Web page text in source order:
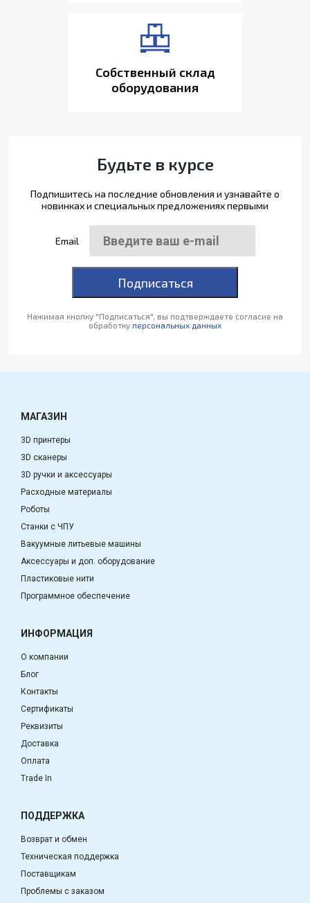
Собственный склад
оборудования
Будьте в курсе
Подпишитесь на последние обновления и узнавайте о
новинках и специальных предложениях первыми
Email
Подписаться
Нажимая кнопку "Подписаться", вы подтверждаете согласие на
обработку персональных данных
МАГАЗИН
3D принтеры
3D сканеры
3D ручки и аксессуары
Расходные материалы
Роботы
Станки с ЧПУ
Вакуумные литьевые машины
Аксессуары и доп. оборудование
Пластиковые нити
Программное обеспечение
ИНФОРМАЦИЯ
О компании
Блог
Контакты
Сертификаты
Реквизиты
Доставка
Оплата
Trade In
ПОДДЕРЖКА
Возврат и обмен
Техническая поддержка
Поставщикам
Проблемы с заказом